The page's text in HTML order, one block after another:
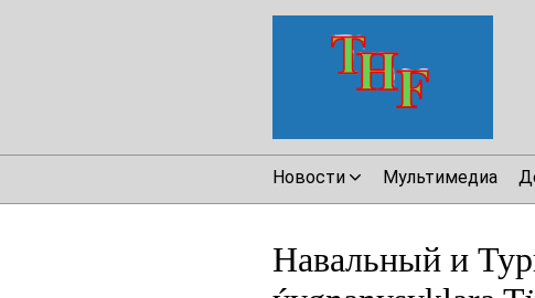
Новости Мультимедиа
Навальный и